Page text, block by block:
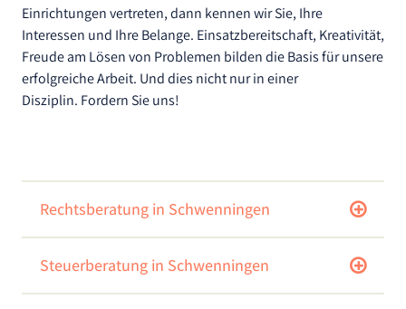
Einrichtungen vertreten, dann kennen wir Sie, Ihre
Interessen und Ihre Belange. Einsatzbereitschaft, Kreativität,
Freude am Lösen von Problemen bilden die Basis für unsere
erfolgreiche Arbeit. Und dies nicht nur in einer
Disziplin. Fordern Sie uns!
Rechtsberatung in Schwenningen
Steuerberatung in Schwenningen